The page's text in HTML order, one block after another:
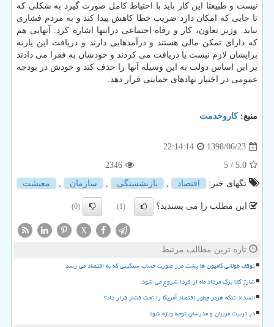
نیست و طبیعتا این كار باید با احتیاط كامل صورت گیرد به شكلی كه
تا جایی كه امكان دارد ضریب خطا كاهش پیدا كند و به مردم فشاری
نیاید. وزیر تعاون، كار و رفاه اجتماعی درانتها اشاره كرد: آنهایی هم
كه دارای تمكن مالی هستند و درآمدهایی دارند و دریافت این یارنه
برایشان لازم نیست یا دریافت می كردند و خودشان به فقرا می دادند
بر این اساس دولت به این وسیله آنها را حذف كند و خودش در بودجه
عمومی در اختیار نهادهای حمایتی قرار دهد.
منبع:كاروخدمت
1398/06/23
22:14:14
5.0
/ 5
2346
تگهای خبر:
اقتصاد , بازنشستگی , سازمان , معیشت
این مطلب را می پسندید؟ (1)
(0)
X
تازه ترین مطالب مرتبط
توقف طولانی کامیون ها پشت مرز صورت حساب سنگینی که به اقتصاد می رسد
شارژ کالا برگ مرداد ماه از فردا شروع می شود
انسداد تنگه هرمز چطور اقتصاد آمریکا را تحت فشار قرار داد؟
در تربیت مربیان و مدرسان توجه ویژه شود